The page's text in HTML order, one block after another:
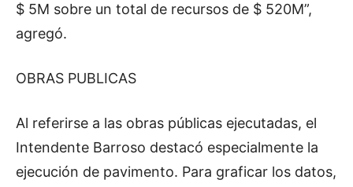
$ 5M sobre un total de recursos de $ 520M”,
agregó.
OBRAS PUBLICAS
Al referirse a las obras públicas ejecutadas, el
Intendente Barroso destacó especialmente la
ejecución de pavimento. Para graficar los datos,